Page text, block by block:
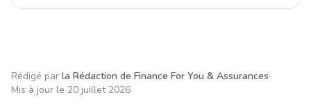
Rédigé par la Rédaction de Finance For You & Assurances·
Mis à jour le 20 juillet 2026